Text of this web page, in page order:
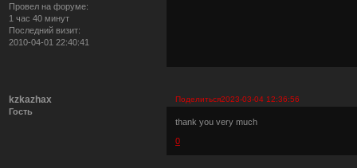
Провел на форуме:
1 час 40 минут
Последний визит:
2010-04-01 22:40:41
Поделиться2023-03-04 12:36:56
kzkazhax
Гость
thank you very much
0